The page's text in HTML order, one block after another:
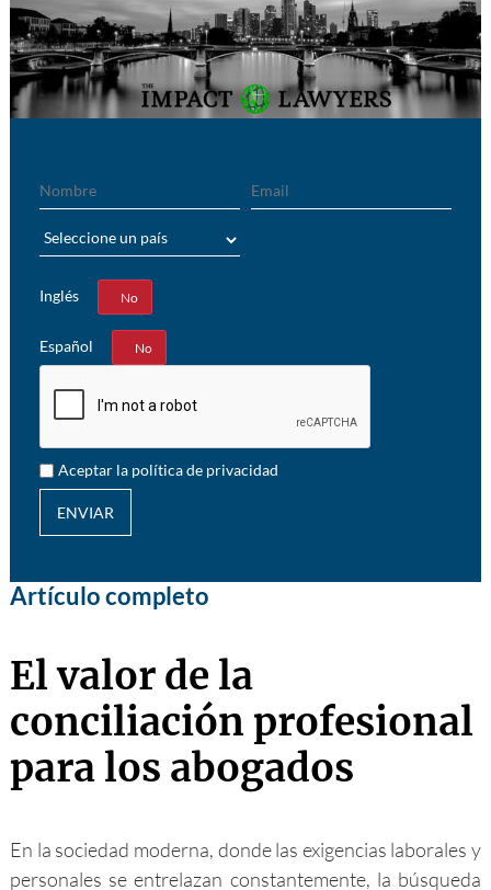
Inglés
Sí No
Español
Sí No
Aceptar la política de privacidad
ENVIAR
Artículo completo
El valor de la
conciliación profesional
para los abogados
En la sociedad moderna, donde las exigencias laborales y
personales se entrelazan constantemente, la búsqueda